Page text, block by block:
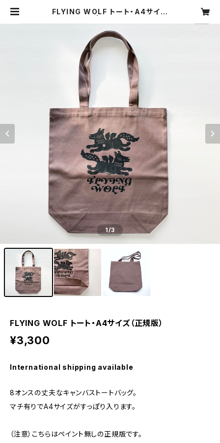
FLYING WOLF トート・A4サイズ
1/3
FLYING WOLF トート・A4サイズ（正規版）
¥3,300
International shipping available
8オンスの丈夫なキャンバストートバッグ。
マチ有りでA4サイズがすっぽり入ります。
（注意）こちらはペイント無しの正規版です。